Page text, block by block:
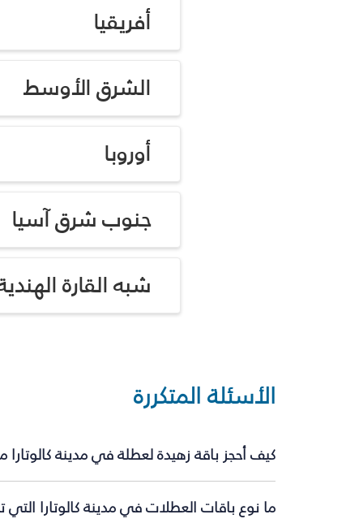
أفريقيا
الشرق الأوسط
أوروبا
جنوب شرق آسيا
شبه القارة
الأسئلة المتكررة
كيف أحجز باقة زهيدة لعطلة في مدينة
ما نوع باقات العطلات في مدينة كالوتارا